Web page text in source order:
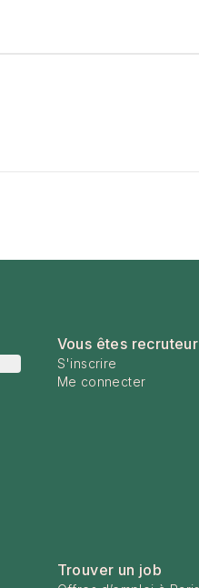
Vous êtes recruteur
S'inscrire
Me connecter
Trouver un job